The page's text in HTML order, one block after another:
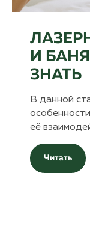
И
ЗНАТЬ
В данной
её
Читать